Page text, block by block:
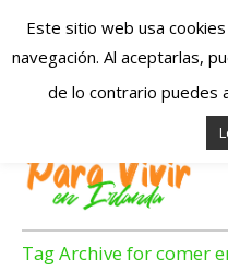
Irlanda
Irlanda
Tag Archive for comer
Este sitio web usa
navegación. Al aceptarlas,
de lo contrario puedes